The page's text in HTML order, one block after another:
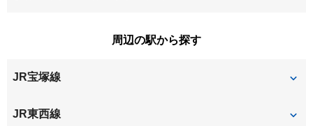
杭瀬北新町
杭瀬本町
東大物町
周辺の駅から探す
JR宝塚線
尼崎
JR東西線